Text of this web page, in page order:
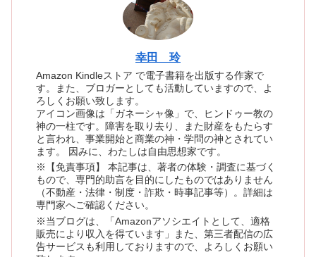
幸田 玲
Amazon Kindleストア で電子書籍を出版する作家で
す。また、ブロガーとしても活動していますので、よ
ろしくお願い致します。
アイコン画像は「ガネーシャ像」で、ヒンドゥー教の
神の一柱です。障害を取り去り、また財産をもたらす
と言われ、事業開始と商業の神・学問の神とされてい
ます。 因みに、わたしは自由思想家です。
※【免責事項】 本記事は、著者の体験・調査に基づく
もので、専門的助言を目的にしたものではありません
（不動産・法律・制度・詐欺・時事記事等）。詳細は
専門家へご確認ください。
※当ブログは、「Amazonアソシエイトとして、適格
販売により収入を得ています」また、第三者配信の広
告サービスも利用しておりますので、よろしくお願い